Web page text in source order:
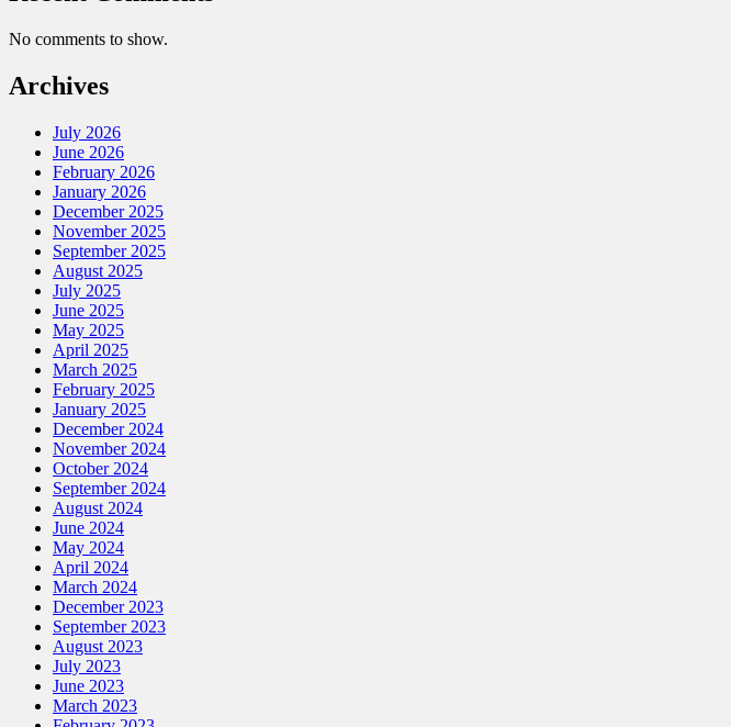
No comments to show.
Archives
July 2026
June 2026
February 2026
January 2026
December 2025
November 2025
September 2025
August 2025
July 2025
June 2025
May 2025
April 2025
March 2025
February 2025
January 2025
December 2024
November 2024
October 2024
September 2024
August 2024
June 2024
May 2024
April 2024
March 2024
December 2023
September 2023
August 2023
July 2023
June 2023
March 2023